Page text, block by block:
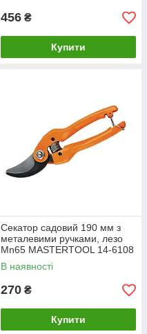
456 ₴
Купити
Секатор садовий 190 мм з
металевими ручками, лезо
Mn65 MASTERTOOL 14-6108
В наявності
270 ₴
Купити